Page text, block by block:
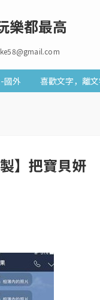
樂都最高
國外 喜歡文字，離
】把寶貝妍